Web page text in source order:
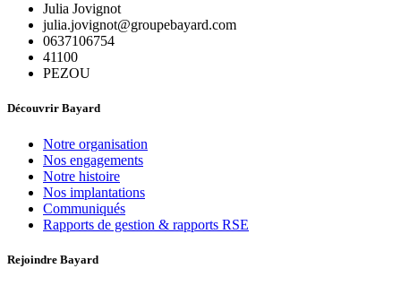
Julia Jovignot
julia.jovignot@groupebayard.com
0637106754
41100
PEZOU
Découvrir Bayard
Notre organisation
Nos engagements
Notre histoire
Nos implantations
Communiqués
Rapports de gestion & rapports RSE
Rejoindre Bayard